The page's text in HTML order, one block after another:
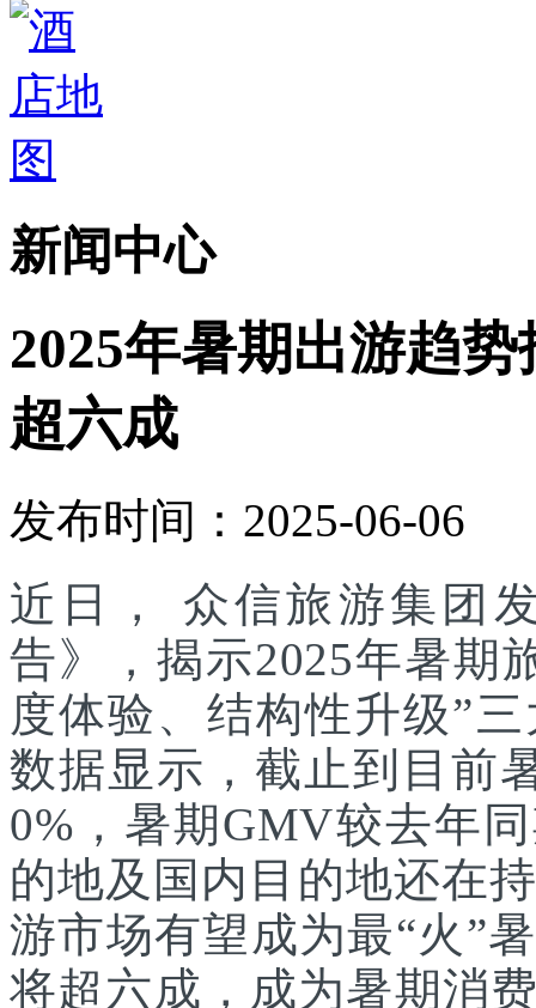
新闻中心
2025年暑期出游趋
超六成
发布时间：2025-06-06
近日， 众信旅游集团
告》，揭示2025年暑期
度体验、结构性升级”
数据显示，截止到目前
0%，暑期GMV较去年
的地及国内目的地还在
游市场有望成为最“火”
将超六成，成为暑期消